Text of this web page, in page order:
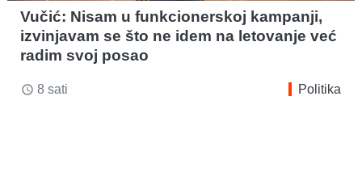
Vučić: Nisam u funkcionerskoj kampanji,
izvinjavam se što ne idem na letovanje već
radim svoj posao
access_time 8 sati Politika